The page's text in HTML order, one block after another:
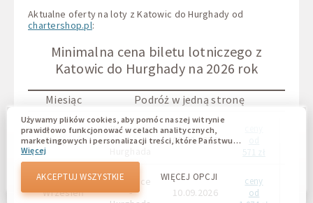
Aktualne oferty na loty z Katowic do Hurghady od
chartershop.pl:
Minimalna cena biletu lotniczego z
Katowic do Hurghady na 2026 rok
Miesiąc Podróż w jedną stronę
Sierpień
Katowice
-
09.08.2026
571 zł
Wrzesień
Katowice
-
10.09.2026
ceny
od
Używamy plików cookies, aby pomóc naszej witrynie
prawidłowo funkcjonować w celach analitycznych,
marketingowych i personalizacji treści, które Państwu
wyświetlają się. Pliki cookie umożliwiają nam odróżnienie
Państwa od innych użytkowników naszej witryny.
Zrozumienie, w jaki sposób korzystacie z naszej witryny,
pomaga nam zapewnić Wam jak najlepsze możliwości oraz
wprowadzać zmiany w celu ulepszenia naszej witryny w
Więcej
AKCEPTUJ WSZYSTKIE WIĘCEJ OPCJI